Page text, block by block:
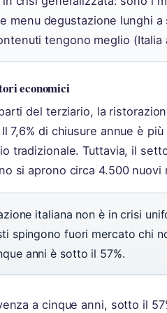
menu degustazione lunghi
tengono meglio (Italia
economici
del terziario, la
7,6% di chiusure annue è
tradizionale. Tuttavia, il
si aprono circa 4.500
italiana non è in crisi
spingono fuori mercato chi
anni è sotto il 57%.
a cinque anni, sotto il